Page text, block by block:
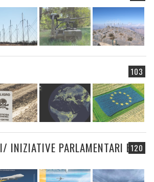
103
120
INIZIATIVE PARLAMENTARI E